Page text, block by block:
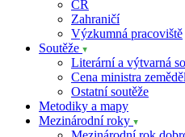
ČR
Zahraničí
Výzkumná pracoviště
Soutěže
Literární a výtvarná
Cena ministra
Ostatní soutěže
Metodiky a mapy
Mezinárodní roky